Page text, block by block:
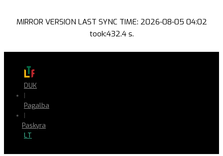
MIRROR VERSION LAST SYNC TIME: 2026-08-05 04:02
took:432.4 s.
DUK
|
Pagalba
|
Paskyra
LT